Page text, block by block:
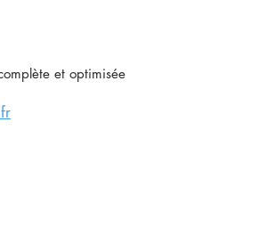
et optimisée